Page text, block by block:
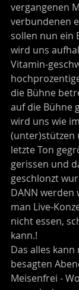
vergangenen
verbundenen
sollen nun ein
wird uns
Vitamin-
die Bühne
auf die Bühne
wird uns wie
(unter)stützen
letzte Ton
gerissen und
geschlonzt
DANN werden
man Live-
nicht essen,
kann.!
Das alles
besagten
Meisenfrei -